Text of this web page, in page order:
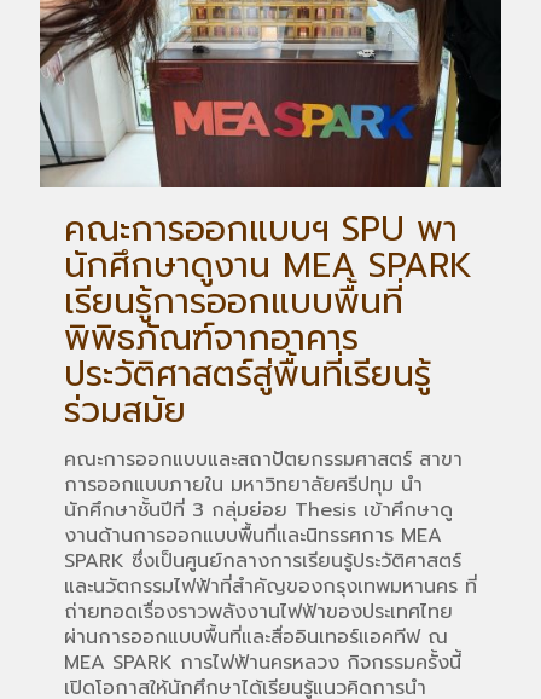
คณะการออกแบบฯ SPU พา
นักศึกษาดูงาน MEA SPARK
เรียนรู้การออกแบบพื้นที่
พิพิธภัณฑ์จากอาคาร
ประวัติศาสตร์สู่พื้นที่เรียนรู้
ร่วมสมัย
คณะการออกแบบและสถาปัตยกรรมศาสตร์ สาขา
การออกแบบภายใน มหาวิทยาลัยศรีปทุม นำ
นักศึกษาชั้นปีที่ 3 กลุ่มย่อย Thesis เข้าศึกษาดู
งานด้านการออกแบบพื้นที่และนิทรรศการ MEA
SPARK ซึ่งเป็นศูนย์กลางการเรียนรู้ประวัติศาสตร์
และนวัตกรรมไฟฟ้าที่สำคัญของกรุงเทพมหานคร ที่
ถ่ายทอดเรื่องราวพลังงานไฟฟ้าของประเทศไทย
ผ่านการออกแบบพื้นที่และสื่ออินเทอร์แอคทีฟ ณ
MEA SPARK การไฟฟ้านครหลวง กิจกรรมครั้งนี้
เปิดโอกาสให้นักศึกษาได้เรียนรู้แนวคิดการนำ